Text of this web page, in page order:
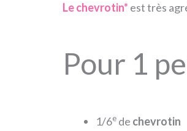
Le chevrotin* est très
Pour 1
1/6e de chevrotin